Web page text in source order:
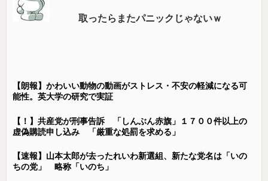
取ったらまたパニックじゃないｗ
【朗報】かわいい動物の動画がストレス・不安の軽減になる可
能性。英大学の研究で実証
【！】共産党が刑事告訴 「しんぶん赤旗」１７００件以上の
虚偽購読申し込み 「厳重な処罰を求める」
【速報】山本太郎が去ったれいわ新選組、新たな党名は「いの
ちの党」 略称「いのち」